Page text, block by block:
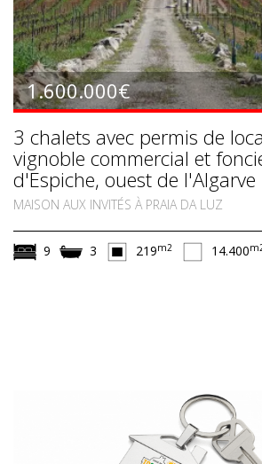
1.600.000€
3 chalets avec permis de
vignoble commercial et
d'Espiche, ouest de l'Algarve
MAISON AUX INVITÉS À PRAIA DA LUZ
9 3 219m2 14.400